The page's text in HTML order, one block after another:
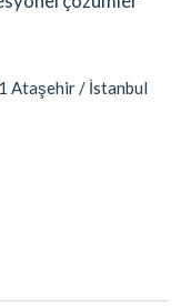
Ataşehir / İstanbul